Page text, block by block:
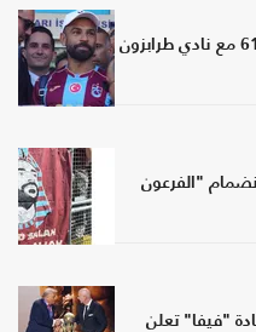
لماذا اختار محمد صلاح الرقم 61 مع نادي طرابزون
"الفرعون
"فيفا" تعلن